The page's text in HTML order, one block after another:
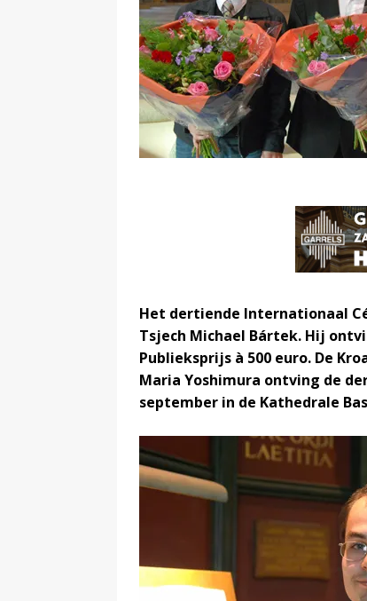
Het dertiende Internationaal
Tsjech Michael Bártek. Hij
Publieksprijs à 500 euro. De
Maria Yoshimura ontving de
september in de Kathedrale